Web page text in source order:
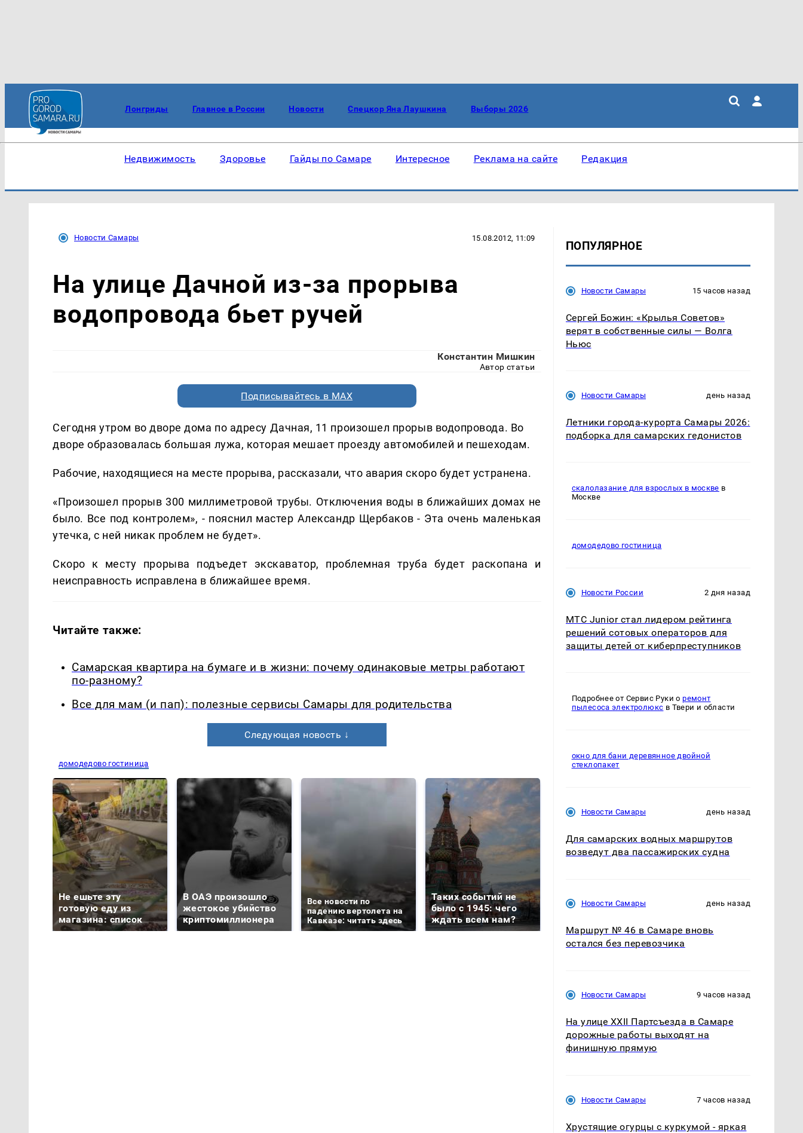
Лонгриды Главное в России Новости Спецкор Яна Лаушкина Выборы 2026
Недвижимость Здоровье Гайды по Самаре Интересное Реклама на сайте Редакция
Новости Самары 15.08.2012, 11:09
На улице Дачной из-за прорыва
водопровода бьет ручей
Константин Мишкин
Автор статьи
Подписывайтесь в MAX
Сегодня утром во дворе дома по адресу Дачная, 11 произошел прорыв водопровода. Во
дворе образовалась большая лужа, которая мешает проезду автомобилей и пешеходам.
Рабочие, находящиеся на месте прорыва, рассказали, что авария скоро будет устранена.
«Произошел прорыв 300 миллиметровой трубы. Отключения воды в ближайших домах не
было. Все под контролем», - пояснил мастер Александр Щербаков - Эта очень маленькая
утечка, с ней никак проблем не будет».
Скоро к месту прорыва подъедет экскаватор, проблемная труба будет раскопана и
неисправность исправлена в ближайшее время.
Читайте также:
Самарская квартира на бумаге и в жизни: почему одинаковые метры работают
по-разному?
Все для мам (и пап): полезные сервисы Самары для родительства
Следующая новость ↓
домодедово гостиница
Не ешьте эту
готовую еду из
магазина: список
В ОАЭ произошло
жестокое убийство
криптомиллионера
Все новости по
падению вертолета на
Кавказе: читать здесь
Таких событий не
было с 1945: чего
ждать всем нам?
В магазинах России
ажиотаж из-за этого
машину напали и
ПОПУЛЯРНОЕ
Новости Самары 15 часов назад
Сергей Божин: «Крылья Советов»
верят в собственные силы — Волга
Ньюс
Новости Самары день назад
Летники города-курорта Самары 2026:
подборка для самарских гедонистов
скалолазание для взрослых в москве в
Москве
домодедово гостиница
Новости России 2 дня назад
МТС Junior стал лидером рейтинга
решений сотовых операторов для
защиты детей от киберпреступников
Подробнее от Сервис Руки оремонт
пылесоса электролюкс в Твери и области
окно для бани деревянное двойной
стеклопакет
Новости Самары день назад
Для самарских водных маршрутов
возведут два пассажирских судна
Новости Самары день назад
Маршрут № 46 в Самаре вновь
остался без перевозчика
Новости Самары 9 часов назад
На улице XXII Партсъезда в Самаре
дорожные работы выходят на
финишную прямую
Новости Самары 7 часов назад
Хрустящие огурцы с куркумой - яркая